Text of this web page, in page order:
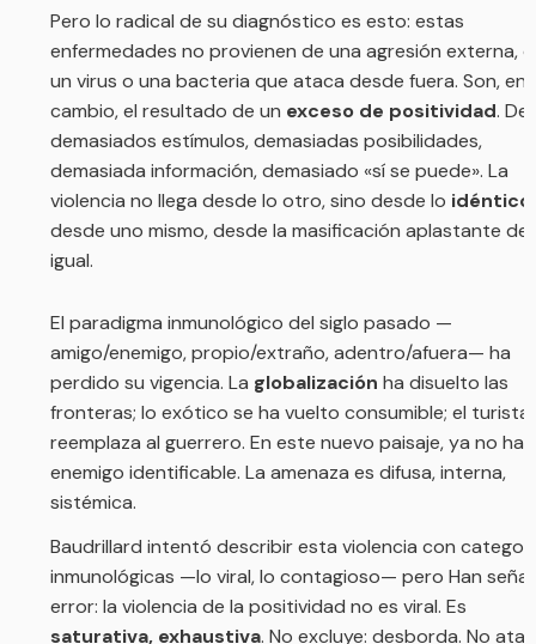
Completá tus datos para recibir acceso
inmediato y novedades según tus intereses.
¿Ya tenés usuario? Iniciá sesión aquí.
Dirección de correo electrónico *
Número de teléfono *
Localidad *
Contraseña *